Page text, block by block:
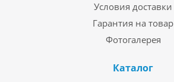
Условия доставки
Гарантия на товар
Фотогалерея
Каталог